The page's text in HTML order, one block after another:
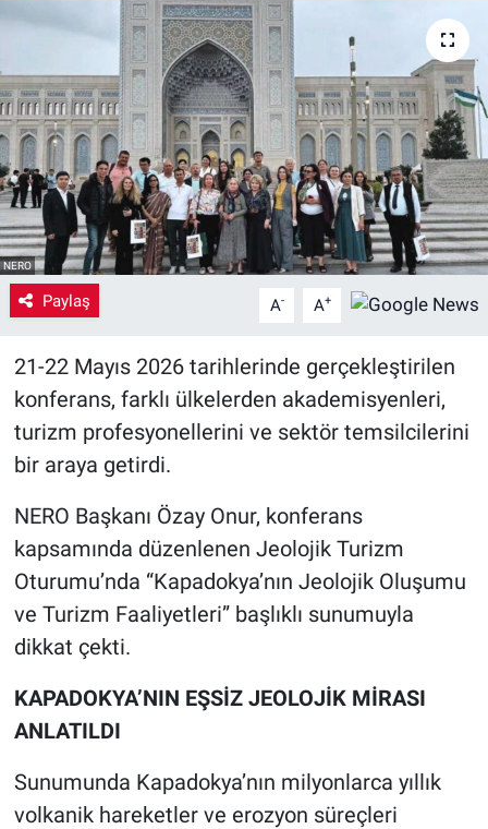
NERO
Paylaş A- A+
21-22 Mayıs 2026 tarihlerinde gerçekleştirilen
konferans, farklı ülkelerden akademisyenleri,
turizm profesyonellerini ve sektör temsilcilerini
bir araya getirdi.
NERO Başkanı Özay Onur, konferans
kapsamında düzenlenen Jeolojik Turizm
Oturumu’nda “Kapadokya’nın Jeolojik Oluşumu
ve Turizm Faaliyetleri” başlıklı sunumuyla
dikkat çekti.
KAPADOKYA’NIN EŞSİZ JEOLOJİK MİRASI
ANLATILDI
Sunumunda Kapadokya’nın milyonlarca yıllık
volkanik hareketler ve erozyon süreçleri